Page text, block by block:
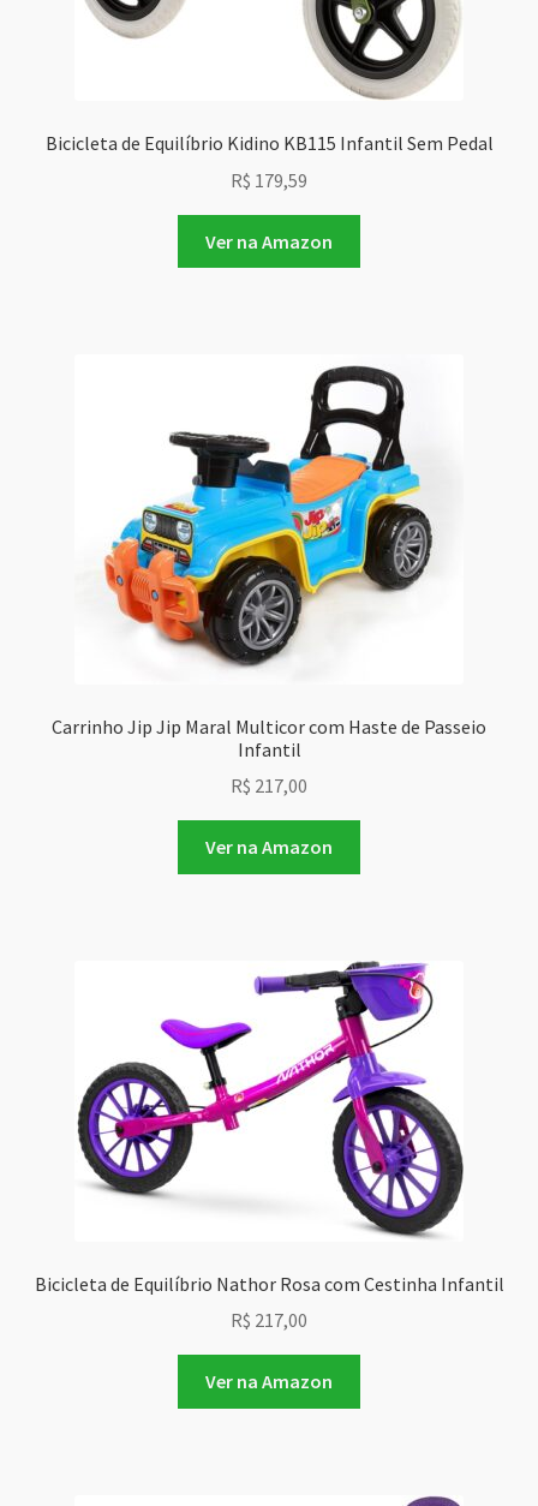
Bicicleta de Equilíbrio Kidino KB115 Infantil Sem Pedal
R$ 179,59
Ver na Amazon
Carrinho Jip Jip Maral Multicor com Haste de Passeio
Infantil
R$ 217,00
Ver na Amazon
Bicicleta de Equilíbrio Nathor Rosa com Cestinha Infantil
R$ 217,00
Ver na Amazon